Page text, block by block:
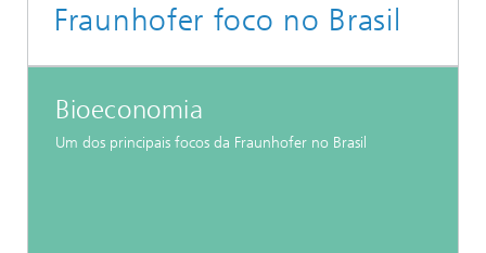
Fraunhofer foco no Brasil
Bioeconomia
Um dos principais focos da Fraunhofer no Brasil